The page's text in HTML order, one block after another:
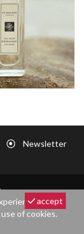
Newsletter
By
of cookies.
accept